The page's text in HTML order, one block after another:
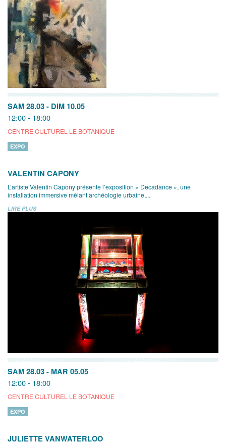
SAM 28.03 - DIM 10.05
12:00 - 18:00
CENTRE CULTUREL LE BOTANIQUE
EXPO
VALENTIN CAPONY
L’artiste Valentin Capony présente l’exposition « Decadance », une
installation immersive mêlant archéologie urbaine,...
LIRE PLUS
SAM 28.03 - MAR 05.05
12:00 - 18:00
CENTRE CULTUREL LE BOTANIQUE
EXPO
JULIETTE VANWATERLOO